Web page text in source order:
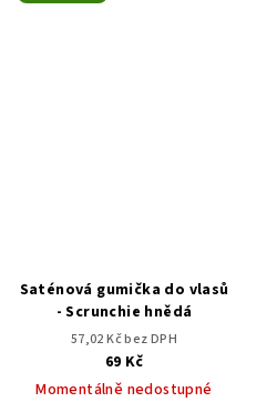
Saténová gumička do vlasů
- Scrunchie hnědá
57,02 Kč bez DPH
69 Kč
Momentálně nedostupné